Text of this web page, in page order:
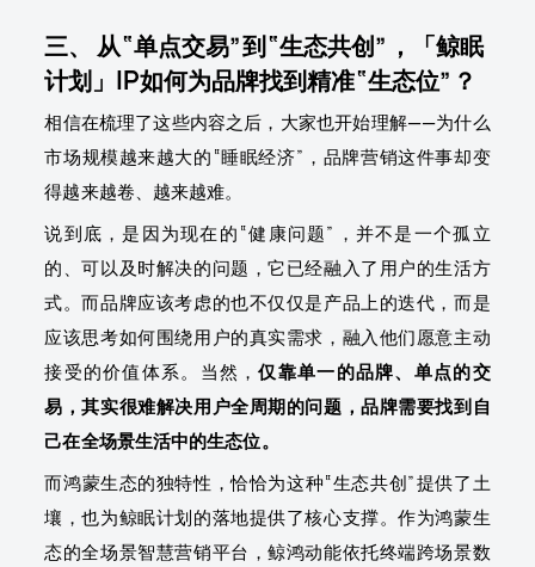
三、 从“单点交易”到“生态共创”，「鲸眠
计划」IP如何为品牌找到精准“生态位”？
相信在梳理了这些内容之后，大家也开始理解——为什么
市场规模越来越大的“睡眠经济”，品牌营销这件事却变
得越来越卷、越来越难。
说到底，是因为现在的“健康问题”，并不是一个孤立
的、可以及时解决的问题，它已经融入了用户的生活方
式。而品牌应该考虑的也不仅仅是产品上的迭代，而是
应该思考如何围绕用户的真实需求，融入他们愿意主动
接受的价值体系。当然，仅靠单一的品牌、单点的交
易，其实很难解决用户全周期的问题，品牌需要找到自
己在全场景生活中的生态位。
而鸿蒙生态的独特性，恰恰为这种“生态共创”提供了土
壤，也为鲸眠计划的落地提供了核心支撑。作为鸿蒙生
态的全场景智慧营销平台，鲸鸿动能依托终端跨场景数